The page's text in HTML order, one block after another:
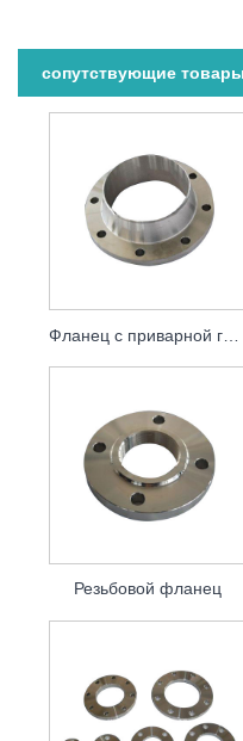
сопутствующие товары
Фланец с приварной горловиной
Резьбовой фланец